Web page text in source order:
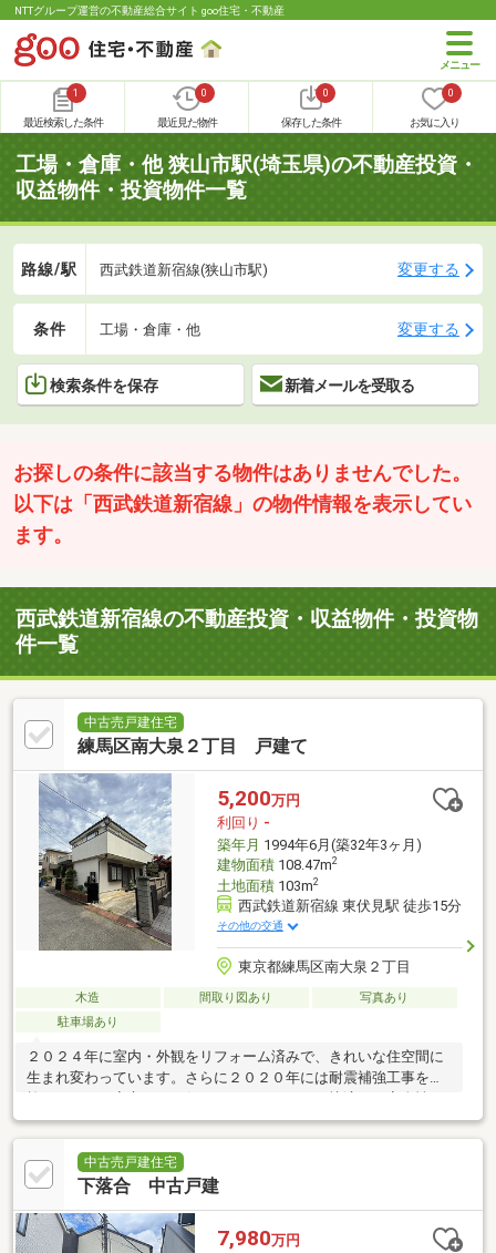
NTTグループ運営の不動産総合サイト goo住宅・不動産
1
最近検索した条件
0
最近見た物件
0
保存した条件
0
お気に入り
工場・倉庫・他 狭山市駅(埼玉県)の不動産投資・
収益物件・投資物件一覧
路線/駅 西武鉄道新宿線(狭山市駅) 変更する
条件 工場・倉庫・他 変更する
検索条件を保存 新着メールを受取る
お探しの条件に該当する物件はありませんでした。
以下は「西武鉄道新宿線」の物件情報を表示してい
ます。
西武鉄道新宿線の不動産投資・収益物件・投資物
件一覧
中古売戸建住宅
練馬区南大泉２丁目 戸建て
5,200万円
利回り -
築年月 1994年6月(築32年3ヶ月)
建物面積108.47m2
土地面積103m2
西武鉄道新宿線 東伏見駅 徒歩15分
その他の交通
東京都練馬区南大泉２丁目
木造 間取り図あり
写真あり
駐車場あり
２０２４年に室内・外観をリフォーム済みで、きれいな住空間に
生まれ変わっています。さらに２０２０年には耐震補強工事を実
兼ね備えた魅力的な戸建です
中古売戸建住宅
下落合 中古戸建
7,980万円